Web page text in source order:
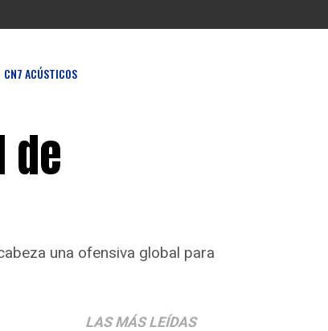
CN7 ACÚSTICOS
de
una ofensiva global para
LAS MÁS LEÍDAS